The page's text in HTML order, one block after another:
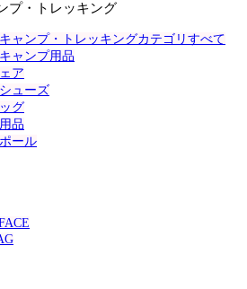
プ・トレッキング
ャンプ・トレッキングカテゴリすべて
ャンプ用品
ア
ューズ
グ
品
ール